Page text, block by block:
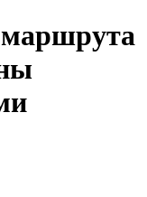
маршрута